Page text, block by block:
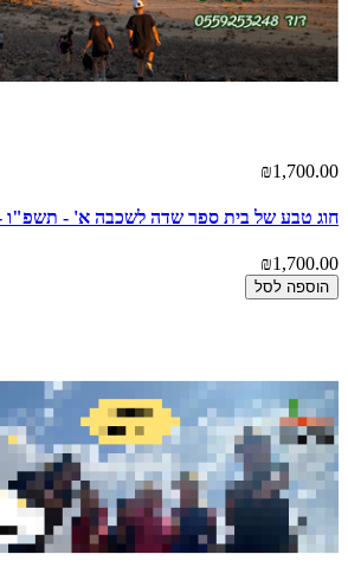
₪1,700.00
חוג טבע של בית ספר שדה לשכבה א' - תשפ"ו - 2025-
₪1,700.00
הוספה לסל